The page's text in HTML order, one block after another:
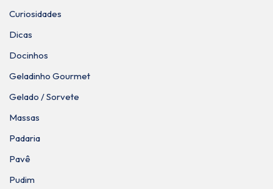
Curiosidades
Dicas
Docinhos
Geladinho Gourmet
Gelado / Sorvete
Massas
Padaria
Pavê
Pudim